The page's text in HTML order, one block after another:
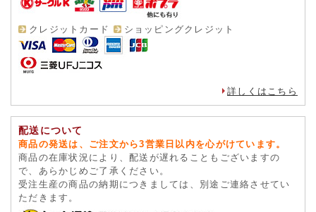
クレジットカード ショッピングクレジット
詳しくはこちら
配送について
商品の発送は、ご注文から3営業日以内を心がけています。
商品の在庫状況により、配送が遅れることもございますの
で、あらかじめご了承ください。
受注生産の商品の納期につきましては、別途ご連絡させてい
ただきます。